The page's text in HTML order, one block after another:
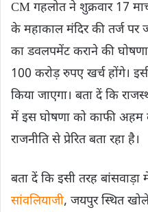
CM गहलोत ने शुक्रवार 17
के महाकाल मंदिर की तर्ज पर
का डवलपमेंट कराने की
100 करोड़ रुपए खर्च होंगे।
किया जाएगा। बता दें कि
में इस घोषणा को काफी अहम
राजनीति से प्रेरित बता रहा है।
बता दें कि इसी तरह बांसवाड़ा
सांवलियाजी, जयपुर स्थित